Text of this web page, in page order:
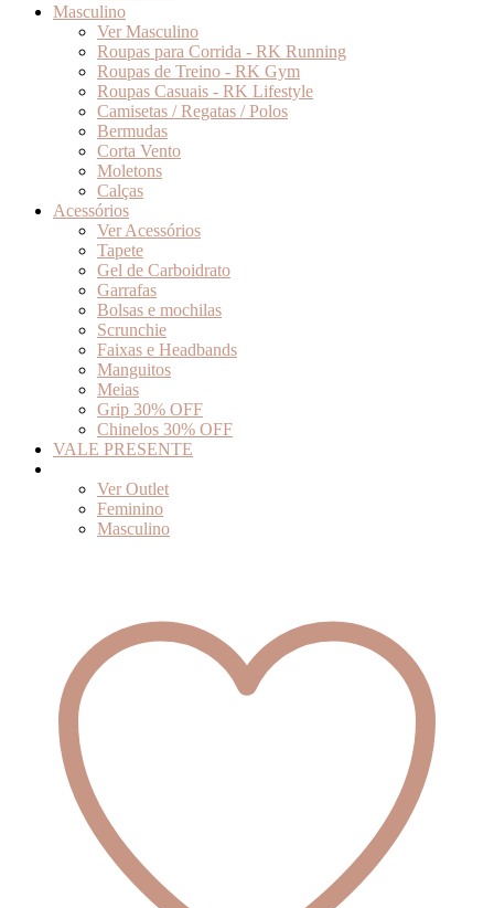
Masculino
Ver Masculino
Roupas para Corrida - RK Running
Roupas de Treino - RK Gym
Roupas Casuais - RK Lifestyle
Camisetas / Regatas / Polos
Bermudas
Corta Vento
Moletons
Calças
Acessórios
Ver Acessórios
Tapete
Gel de Carboidrato
Garrafas
Bolsas e mochilas
Scrunchie
Faixas e Headbands
Manguitos
Meias
Grip 30% OFF
Chinelos 30% OFF
VALE PRESENTE
Ver Outlet
Feminino
Masculino